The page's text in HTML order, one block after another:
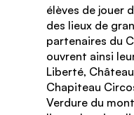
élèves de jouer
des lieux de
partenaires du
ouvrent ainsi
Liberté,
Chapiteau
Verdure du